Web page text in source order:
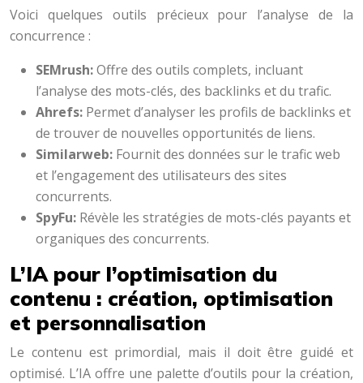
Voici quelques outils précieux pour l’analyse de la
concurrence :
SEMrush:Offre des outils complets, incluant
l’analyse des mots-clés, des backlinks et du trafic.
Ahrefs: Permet d’analyser les profils de backlinks et
de trouver de nouvelles opportunités de liens.
Similarweb: Fournit des données sur le trafic web
et l’engagement des utilisateurs des sites
concurrents.
SpyFu: Révèle les stratégies de mots-clés payants et
organiques des concurrents.
L’IA pour l’optimisation du
contenu : création, optimisation
et personnalisation
Le contenu est primordial, mais il doit être guidé et
optimisé. L’IA offre une palette d’outils pour la création,